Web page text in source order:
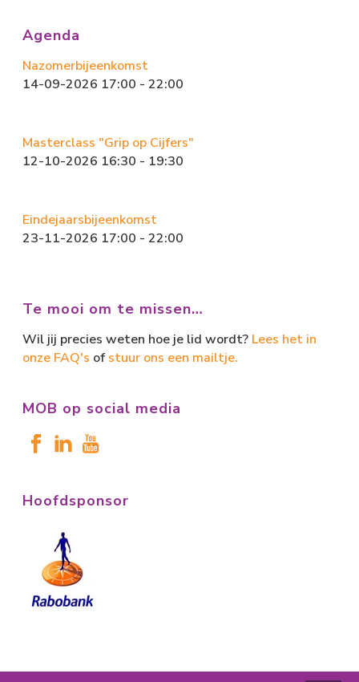
Agenda
Nazomerbijeenkomst
14-09-2026 17:00 - 22:00
Masterclass "Grip op Cijfers"
12-10-2026 16:30 - 19:30
Eindejaarsbijeenkomst
23-11-2026 17:00 - 22:00
Te mooi om te missen…
Wil jij precies weten hoe je lid wordt? Lees het in
onze FAQ's of stuur ons een mailtje.
MOB op social media
Hoofdsponsor